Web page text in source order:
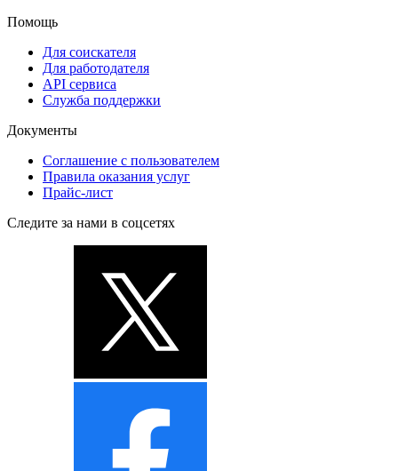
Помощь
Для соискателя
Для работодателя
API сервиса
Служба поддержки
Документы
Соглашение с пользователем
Правила оказания услуг
Прайс-лист
Следите за нами в соцсетях